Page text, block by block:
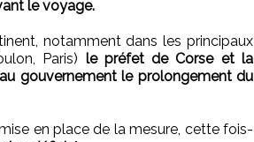
le voyage.
notamment dans les principaux
Paris) le préfet de Corse et la
gouvernement le prolongement du
en place de la mesure, cette fois-